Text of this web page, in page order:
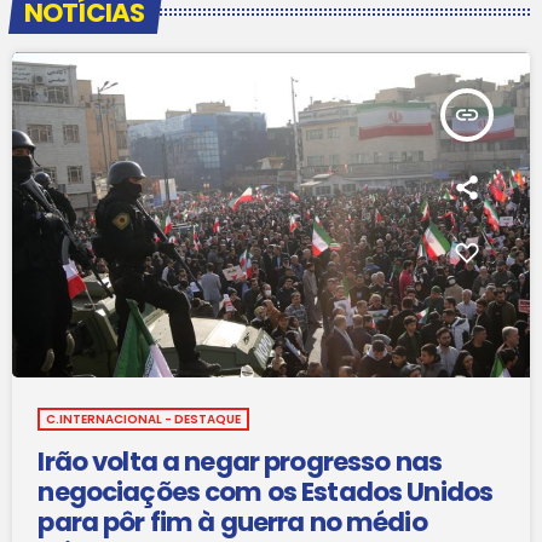
NOTÍCIAS
insert_link
C.INTERNACIONAL - DESTAQUE
Irão volta a negar progresso nas
negociações com os Estados Unidos
para pôr fim à guerra no médio